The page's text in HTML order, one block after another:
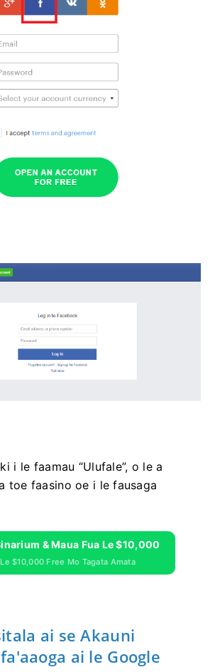
i le faamau “Ulufale”, o le a
toe faasino oe i le fausaga
& Maua Fua Le $10,000
$10,000 Free Mo Tagata Amata
ai se Akauni
ai le Google